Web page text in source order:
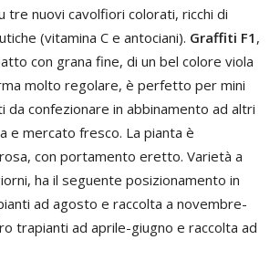
tre nuovi cavolfiori colorati, ricchi di
(vitamina C e antociani). Graffiti F1 ,
con grana fine, di un bel colore viola
molto regolare, è perfetto per mini
confezionare in abbinamento ad altri
e mercato fresco. La pianta è
con portamento eretto. Varietà a
ha il seguente posizionamento in
ad agosto e raccolta a novembre-
trapianti ad aprile-giugno e raccolta ad